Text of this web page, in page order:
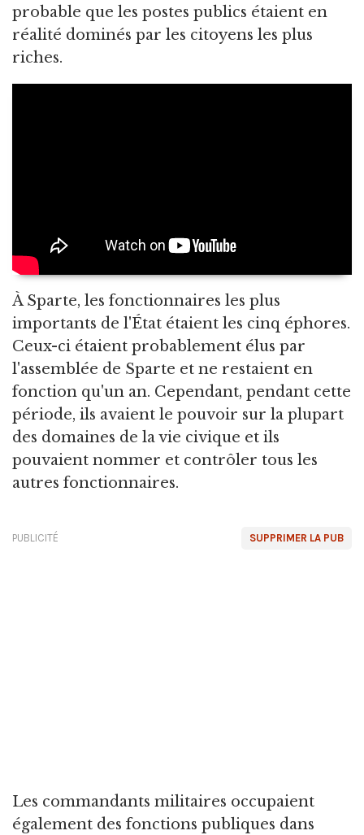
probable que les postes publics étaient en
réalité dominés par les citoyens les plus
riches.
À Sparte, les fonctionnaires les plus
importants de l'État étaient les cinq éphores.
Ceux-ci étaient probablement élus par
l'assemblée de Sparte et ne restaient en
fonction qu'un an. Cependant, pendant cette
période, ils avaient le pouvoir sur la plupart
des domaines de la vie civique et ils
pouvaient nommer et contrôler tous les
autres fonctionnaires.
SUPPRIMER LA PUB
PUBLICITÉ
Les commandants militaires occupaient
également des fonctions publiques dans